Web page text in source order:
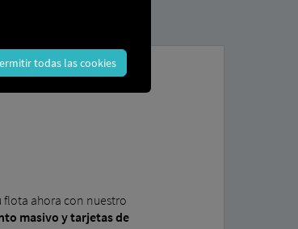
flota ahora con nuestro
masivo y tarjetas de
todas las cookies